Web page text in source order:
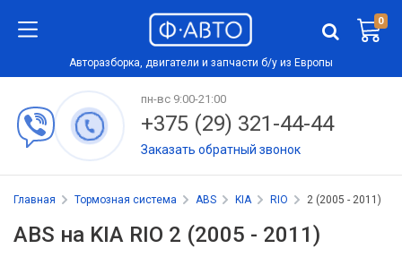
0
Авторазборка, двигатели и запчасти б/у из Европы
пн-вс 9:00-21:00
+375 (29) 321-44-44
Заказать обратный звонок
Главная Тормозная система ABS KIA RIO 2 (2005 - 2011)
ABS на KIA RIO 2 (2005 - 2011)